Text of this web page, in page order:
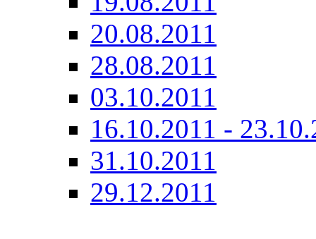
20.08.2011
28.08.2011
03.10.2011
16.10.2011 -
31.10.2011
29.12.2011